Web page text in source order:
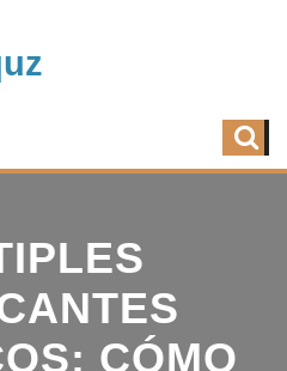
CÓMO